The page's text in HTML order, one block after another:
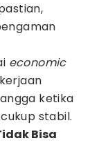
economic
ketika
stabil.
Bisa